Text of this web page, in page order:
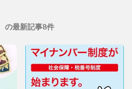
の最新記事8件